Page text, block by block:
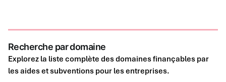
Recherche par domaine
Explorez la liste complète des domaines finançables par
les aides et subventions pour les entreprises.